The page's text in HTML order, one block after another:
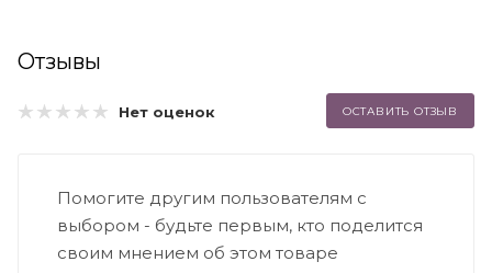
Отзывы
Нет оценок ОСТАВИТЬ ОТЗЫВ
Помогите другим пользователям с
выбором - будьте первым, кто поделится
своим мнением об этом товаре